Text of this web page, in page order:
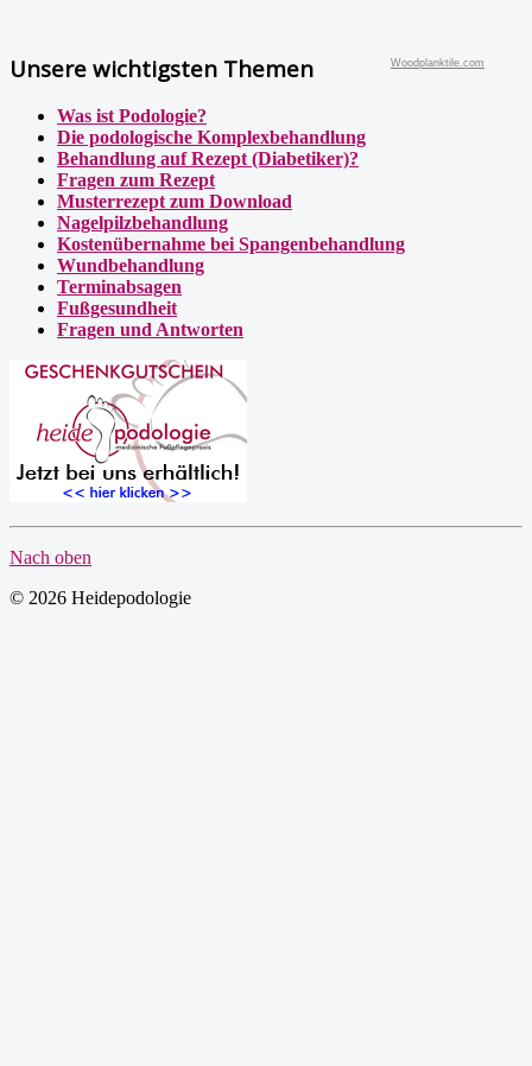
Woodplanktile.com
Unsere wichtigsten Themen
Was ist Podologie?
Die podologische Komplexbehandlung
Behandlung auf Rezept (Diabetiker)?
Fragen zum Rezept
Musterrezept zum Download
Nagelpilzbehandlung
Kostenübernahme bei Spangenbehandlung
Wundbehandlung
Terminabsagen
Fußgesundheit
Fragen und Antworten
Nach oben
© 2026 Heidepodologie